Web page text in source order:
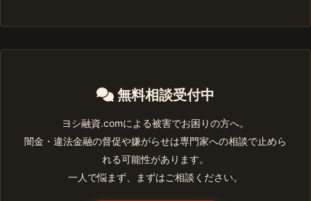
無料相談受付中
ヨシ融資.comによる被害でお困りの方へ。
闇金・違法金融の督促や嫌がらせは専門家への相談で止めら
れる可能性があります。
一人で悩まず、まずはご相談ください。